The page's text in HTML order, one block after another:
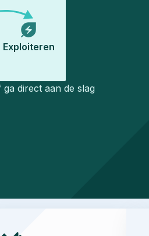
Exploiteren
direct aan de slag